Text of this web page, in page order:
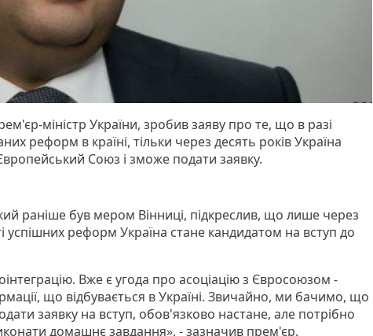
міністр України, зробив заяву про те, що в разі
реформ в країні, тільки через десять років Україна
Союз і зможе подати заявку.
раніше був мером Вінниці, підкреслив, що лише через
успішних реформ Україна стане кандидатом на вступ до
Вже є угода про асоціацію з Євросоюзом -
що відбувається в Україні. Звичайно, ми бачимо, що
заявку на вступ, обов'язково настане, але потрібно
домашнє завдання», - зазначив прем'єр.